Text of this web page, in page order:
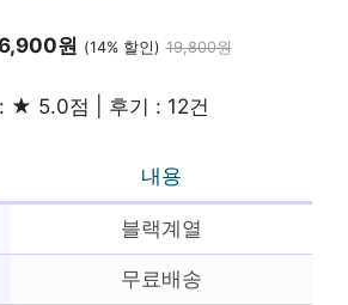
원 (14% 할인) 19,800원
★ 5.0점 | 후기 : 12건
내용
블랙계열
무료배송